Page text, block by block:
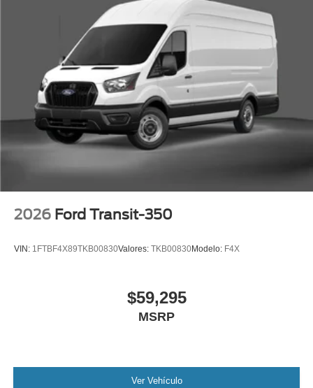
2026 Ford Transit-350
VIN: 1FTBF4X89TKB00830Valores: TKB00830Modelo: F4X
$59,295
MSRP
Ver Vehículo